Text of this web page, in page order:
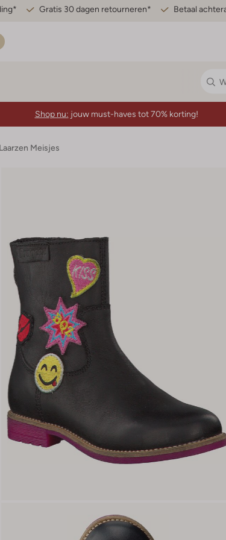
Gratis 30 dagen retourneren* Betaal
Shop nu: jouw must-haves tot 70% korting!
Laarzen Meisjes